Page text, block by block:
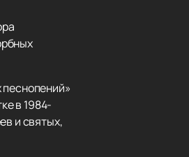
в 1984-
и святых,